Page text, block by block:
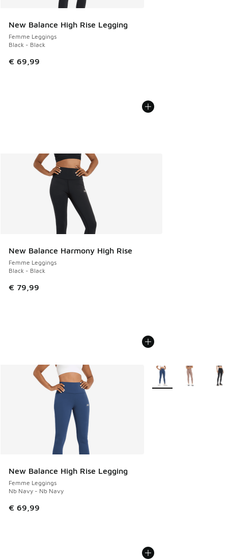
New Balance High Rise Legging
Femme Leggings
Black - Black
€ 69,99
New Balance Harmony High Rise
Femme Leggings
Black - Black
€ 79,99
New Balance High Rise Legging
Femme Leggings
Nb Navy - Nb Navy
€ 69,99
Plus de couleurs